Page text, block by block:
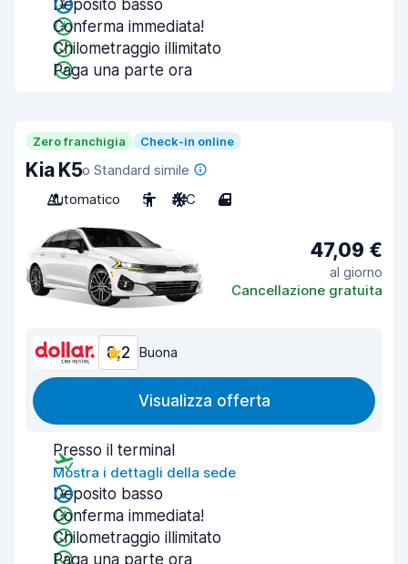
Deposito basso
Conferma immediata!
Chilometraggio illimitato
Paga una parte ora
Zero franchigia Check-in online
Kia K5o Standard simile
Automatico
5 A/C 4
47,09 €
al giorno
Cancellazione gratuita
8,2 Buona
Visualizza offerta
Presso il terminal
Mostra i dettagli della sede
Deposito basso
Conferma immediata!
Chilometraggio illimitato
Paga una parte ora